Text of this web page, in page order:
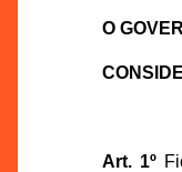
O
Art. 1º